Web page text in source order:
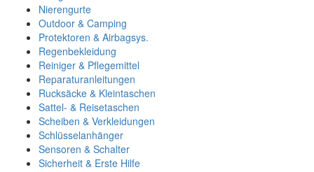
Nierengurte
Outdoor & Camping
Protektoren & Airbagsys.
Regenbekleidung
Reiniger & Pflegemittel
Reparaturanleitungen
Rucksäcke & Kleintaschen
Sattel- & Reisetaschen
Scheiben & Verkleidungen
Schlüsselanhänger
Sensoren & Schalter
Sicherheit & Erste Hilfe